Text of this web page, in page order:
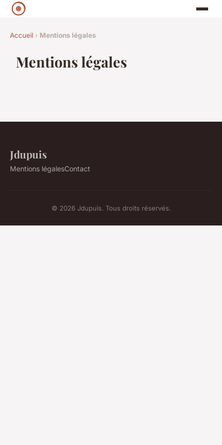
Accueil › Mentions légales
Mentions légales
Jdupuis
Mentions légalesContact
© 2026 Jdupuis. Tous droits réservés.